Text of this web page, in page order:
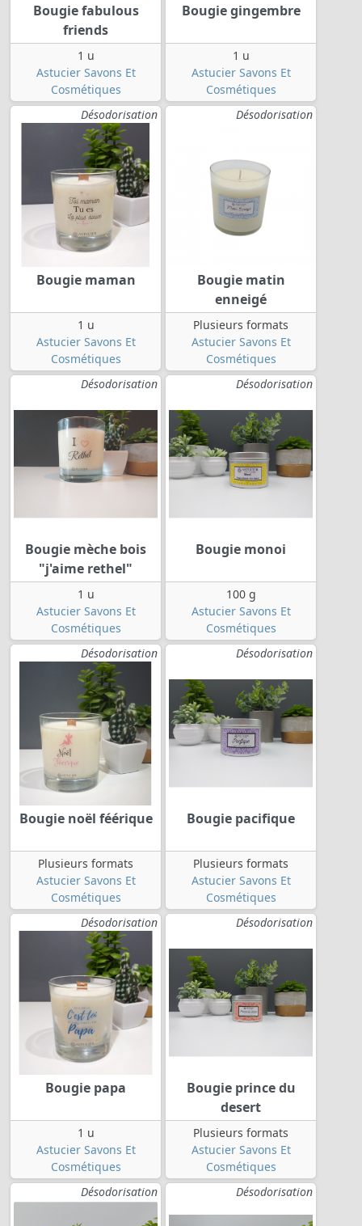
Bougie fabulous
friends
1 u
Astucier Savons Et
Cosmétiques
Bougie gingembre
1 u
Astucier Savons Et
Cosmétiques
Désodorisation
Bougie maman
1 u
Astucier Savons Et
Cosmétiques
Désodorisation
Bougie matin
enneigé
Plusieurs formats
Astucier Savons Et
Cosmétiques
Désodorisation
Bougie mèche bois
"j'aime rethel"
1 u
Astucier Savons Et
Cosmétiques
Désodorisation
Bougie monoi
100 g
Astucier Savons Et
Cosmétiques
Désodorisation
Bougie noël féérique
Plusieurs formats
Astucier Savons Et
Cosmétiques
Désodorisation
Bougie pacifique
Plusieurs formats
Astucier Savons Et
Cosmétiques
Désodorisation
Bougie papa
1 u
Astucier Savons Et
Cosmétiques
Désodorisation
Bougie prince du
desert
Plusieurs formats
Astucier Savons Et
Cosmétiques
Désodorisation
Désodorisation